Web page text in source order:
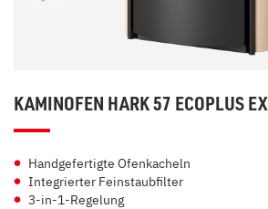
KAMINOFEN HARK 57 ECOPLUS EX
Handgefertigte Ofenkacheln
Integrierter Feinstaubfilter
3-in-1-Regelung